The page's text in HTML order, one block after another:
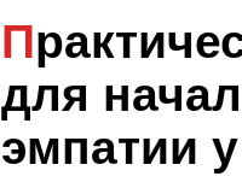
Практические методы
для
эмпатии